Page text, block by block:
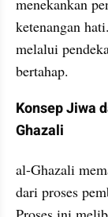
menekankan
ketenangan
melalui
bertahap.
Konsep Jiwa
Ghazali
al-Ghazali
dari proses